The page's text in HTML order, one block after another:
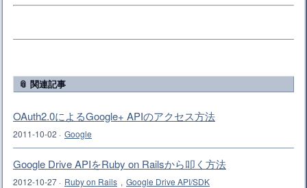
📎 関連記事
OAuth2.0によるGoogle+ APIのアクセス方法
2011-10-02 · Google
Google Drive APIをRuby on Railsから叩く方法
2012-10-27 · Ruby on Rails , Google Drive API/SDK